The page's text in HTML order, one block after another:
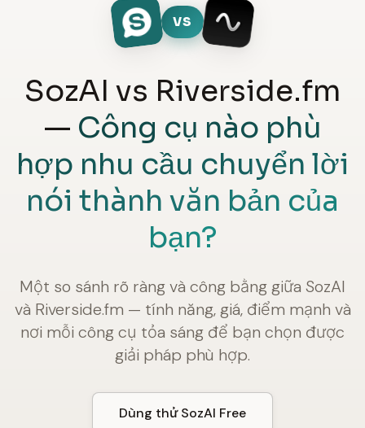
VS
SozAI vs Riverside.fm
— Công cụ nào phù
hợp nhu cầu chuyển lời
nói thành văn bản của
bạn?
Một so sánh rõ ràng và công bằng giữa SozAI
và Riverside.fm — tính năng, giá, điểm mạnh và
nơi mỗi công cụ tỏa sáng để bạn chọn được
giải pháp phù hợp.
Dùng thử SozAI Free